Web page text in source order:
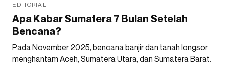
EDITORIAL
Apa Kabar Sumatera 7 Bulan Setelah
Bencana?
Pada November 2025, bencana banjir dan tanah longsor
menghantam Aceh, Sumatera Utara, dan Sumatera Barat.